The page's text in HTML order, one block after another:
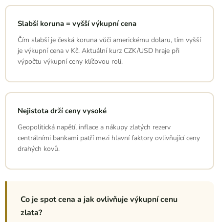
Slabší koruna = vyšší výkupní cena
Čím slabší je česká koruna vůči americkému dolaru, tím vyšší
je výkupní cena v Kč. Aktuální kurz CZK/USD hraje při
výpočtu výkupní ceny klíčovou roli.
Nejistota drží ceny vysoké
Geopolitická napětí, inflace a nákupy zlatých rezerv
centrálními bankami patří mezi hlavní faktory ovlivňující ceny
drahých kovů.
Co je spot cena a jak ovlivňuje výkupní cenu
zlata?